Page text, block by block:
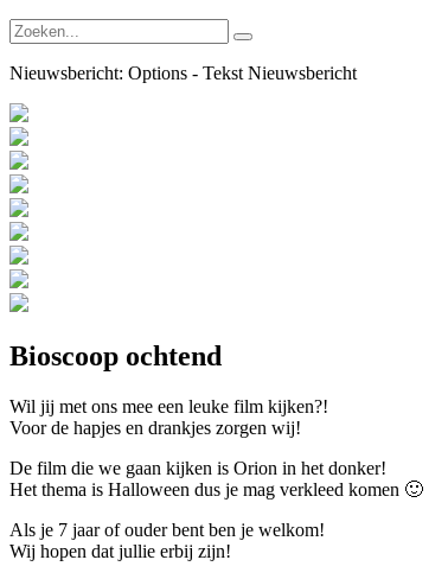
Nieuwsbericht: Options - Tekst Nieuwsbericht
Bioscoop ochtend
Wil jij met ons mee een leuke film kijken?!
Voor de hapjes en drankjes zorgen wij!
De film die we gaan kijken is Orion in het donker!
Het thema is Halloween dus je mag verkleed komen 🙂
Als je 7 jaar of ouder bent ben je welkom!
Wij hopen dat jullie erbij zijn!